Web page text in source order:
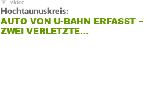
Hochtaunuskreis:
AUTO VON U-BAHN ERFASST –
ZWEI VERLETZTE…